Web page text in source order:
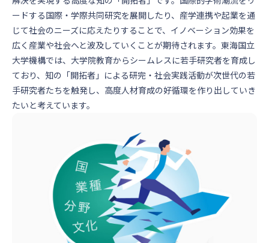
ードする国際・学際共同研究を展開したり、産学連携や起業を通
じて社会のニーズに応えたりすることで、イノベーション効果を
広く産業や社会へと波及していくことが期待されます。東海国立
大学機構では、大学院教育からシームレスに若手研究者を育成し
ており、知の「開拓者」による研完・社会実践活動が次世代の若
手研究者たちを触発し、高度人材育成の好循環を作り出していき
たいと考えています。